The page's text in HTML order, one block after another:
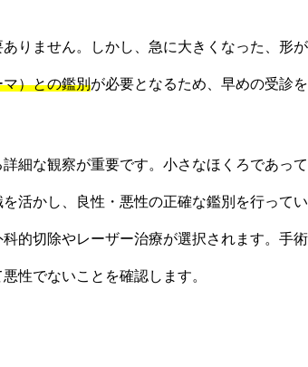
りません。しかし、急に大きくなった、形
）との鑑別が必要となるため、早めの受診
細な観察が重要です。小さなほくろであっ
活かし、良性・悪性の正確な鑑別を行って
的切除やレーザー治療が選択されます。手
性でないことを確認します。